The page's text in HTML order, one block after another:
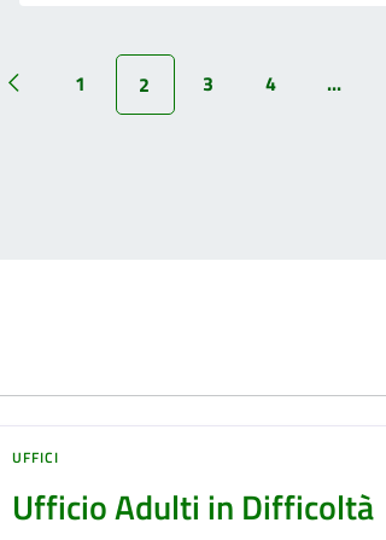
1 2 3 4 ...
UFFICI
Ufficio Adulti in Difficoltà